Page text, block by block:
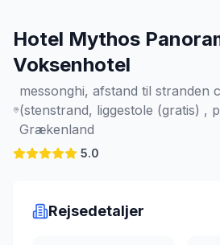
Hotel Mythos
Voksenhotel
messonghi, afstand til stranden
(stenstrand, liggestole (gratis) ,
Grækenland
5.0
Rejsedetaljer